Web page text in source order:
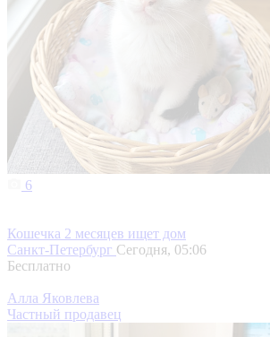
6
Кошечка 2 месяцев ищет дом
Санкт-Петербург Сегодня, 05:06
Бесплатно
Алла Яковлева
Частный продавец